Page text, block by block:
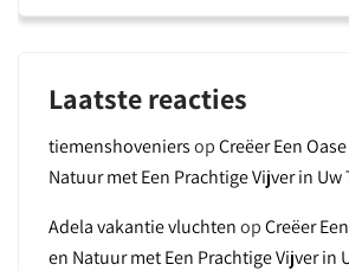
Laatste reacties
tiemenshoveniersopCreëer Een
Natuur met Een Prachtige Vijver in Uw
Adela vakantie vluchtenopCreëer
en Natuur met Een Prachtige Vijver in